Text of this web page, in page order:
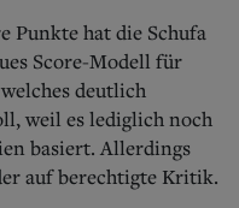
Punkte hat die Schufa
Score-Modell für
deutlich
weil es lediglich noch
basiert. Allerdings
auf berechtigte Kritik.